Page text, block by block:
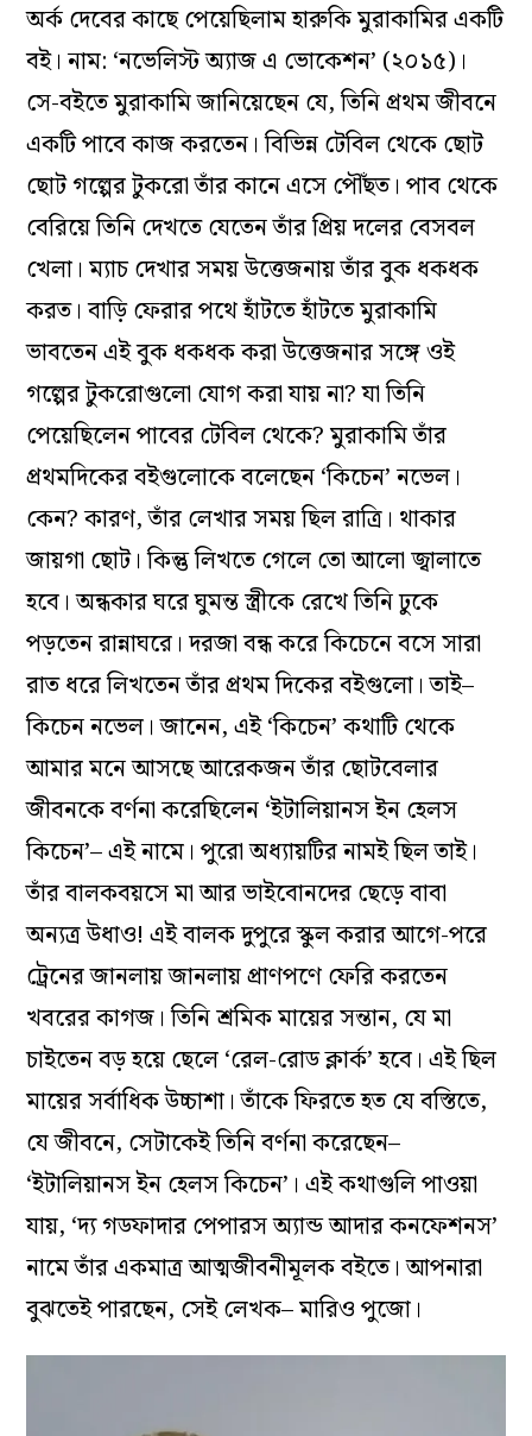
অর্ক দেবের কাছে পেয়েছিলাম হারুকি মুরাকামির একটি
বই। নাম: ‘নভেলিস্ট অ্যাজ এ ভোকেশন’ (২০১৫)।
সে-বইতে মুরাকামি জানিয়েছেন যে, তিনি প্রথম জীবনে
একটি পাবে কাজ করতেন। বিভিন্ন টেবিল থেকে ছোট
ছোট গল্পের টুকরো তাঁর কানে এসে পৌঁছত। পাব থেকে
বেরিয়ে তিনি দেখতে যেতেন তাঁর প্রিয় দলের বেসবল
খেলা। ম্যাচ দেখার সময় উত্তেজনায় তাঁর বুক ধকধক
করত। বাড়ি ফেরার পথে হাঁটতে হাঁটতে মুরাকামি
ভাবতেন এই বুক ধকধক করা উত্তেজনার সঙ্গে ওই
গল্পের টুকরোগুলো যোগ করা যায় না? যা তিনি
পেয়েছিলেন পাবের টেবিল থেকে? মুরাকামি তাঁর
প্রথমদিকের বইগুলোকে বলেছেন ‘কিচেন’ নভেল।
কেন? কারণ, তাঁর লেখার সময় ছিল রাত্রি। থাকার
জায়গা ছোট। কিন্তু লিখতে গেলে তো আলো জ্বালাতে
হবে। অন্ধকার ঘরে ঘুমন্ত স্ত্রীকে রেখে তিনি ঢুকে
পড়তেন রান্নাঘরে। দরজা বন্ধ করে কিচেনে বসে সারা
রাত ধরে লিখতেন তাঁর প্রথম দিকের বইগুলো। তাই–
কিচেন নভেল। জানেন, এই ‘কিচেন’ কথাটি থেকে
আমার মনে আসছে আরেকজন তাঁর ছোটবেলার
জীবনকে বর্ণনা করেছিলেন ‘ইটালিয়ানস ইন হেলস
কিচেন’– এই নামে। পুরো অধ্যায়টির নামই ছিল তাই।
তাঁর বালকবয়সে মা আর ভাইবোনদের ছেড়ে বাবা
অন্যত্র উধাও! এই বালক দুপুরে স্কুল করার আগে-পরে
ট্রেনের জানলায় জানলায় প্রাণপণে ফেরি করতেন
খবরের কাগজ। তিনি শ্রমিক মায়ের সন্তান, যে মা
চাইতেন বড় হয়ে ছেলে ‘রেল-রোড ক্লার্ক’ হবে। এই ছিল
মায়ের সর্বাধিক উচ্চাশা। তাঁকে ফিরতে হত যে বস্তিতে,
যে জীবনে, সেটাকেই তিনি বর্ণনা করেছেন–
‘ইটালিয়ানস ইন হেলস কিচেন’। এই কথাগুলি পাওয়া
যায়, ‘দ্য গডফাদার পেপারস অ্যান্ড আদার কনফেশনস’
নামে তাঁর একমাত্র আত্মজীবনীমূলক বইতে। আপনারা
বুঝতেই পারছেন, সেই লেখক– মারিও পুজো।